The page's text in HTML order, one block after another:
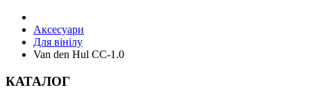
Аксесуари
Для вінілу
Van den Hul CC-1.0
КАТАЛОГ